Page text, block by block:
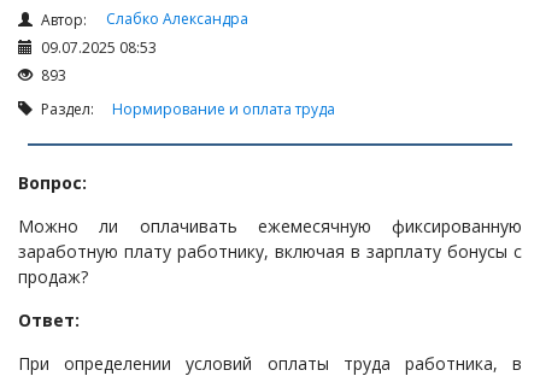
Трудовые отношения
Корпоративные отношения
Проверка государственных органов
Взыскание долга
Государственные закупки
Предварительный квалификационный отбор «Самрук-
Автор:
Слабко Александра
09.07.2025 08:53
893
Раздел: Нормирование и оплата труда
Вопрос:
Можно ли оплачивать ежемесячную фиксированную
заработную плату работнику, включая в зарплату бонусы с
продаж?
Ответ:
При определении условий оплаты труда работника, в